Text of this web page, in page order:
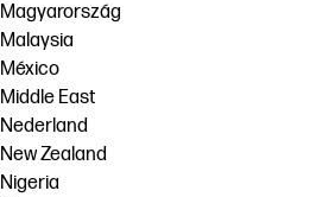
Magyarország
Malaysia
México
Middle East
Nederland
New Zealand
Nigeria